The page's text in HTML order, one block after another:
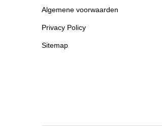
Algemene voorwaarden
Privacy Policy
Sitemap